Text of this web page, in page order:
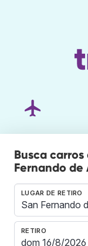
Busca
Fernando de
LUGAR DE RETIRO
RETIRO